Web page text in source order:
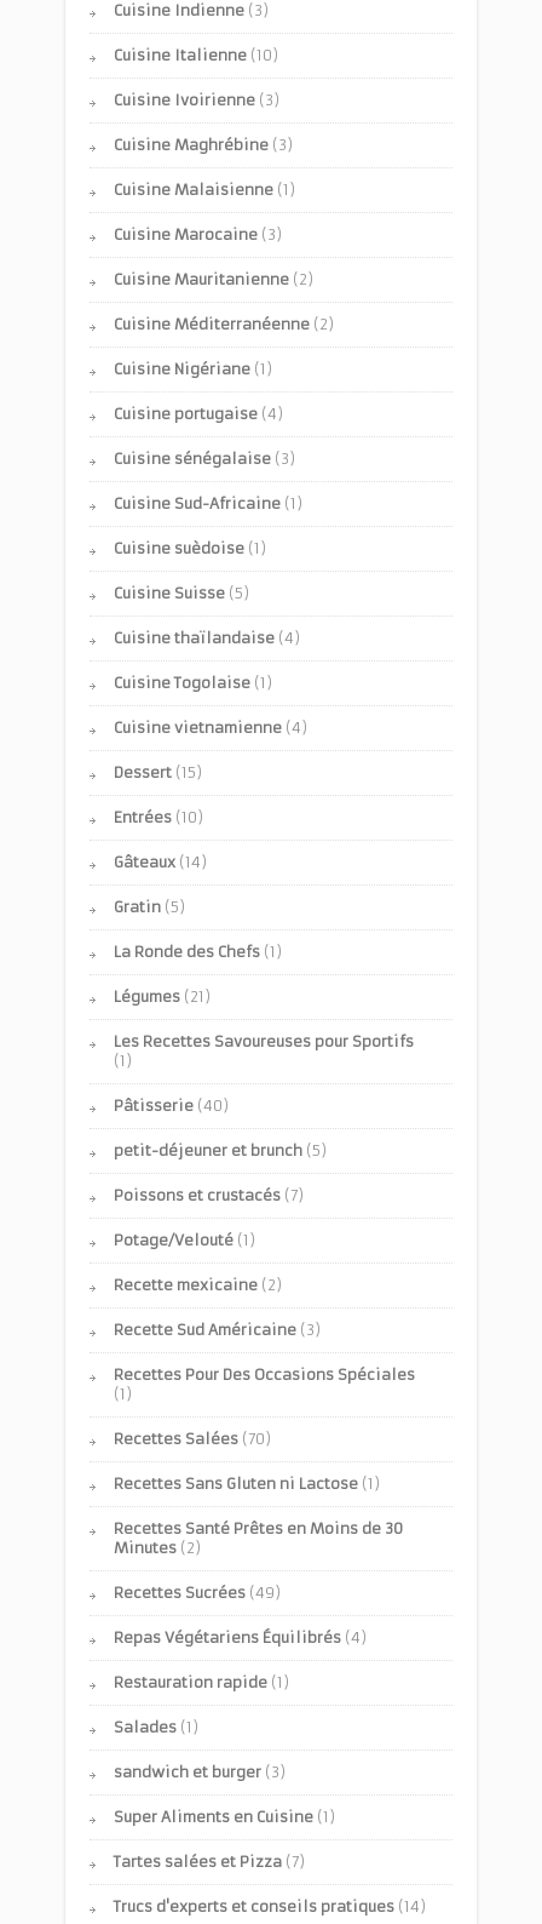
Cuisine Indienne (3)
Cuisine Italienne (10)
Cuisine Ivoirienne (3)
Cuisine Maghrébine (3)
Cuisine Malaisienne (1)
Cuisine Marocaine (3)
Cuisine Mauritanienne (2)
Cuisine Méditerranéenne (2)
Cuisine Nigériane (1)
Cuisine portugaise (4)
Cuisine sénégalaise (3)
Cuisine Sud-Africaine (1)
Cuisine suèdoise (1)
Cuisine Suisse (5)
Cuisine thaïlandaise (4)
Cuisine Togolaise (1)
Cuisine vietnamienne (4)
Dessert (15)
Entrées (10)
Gâteaux (14)
Gratin (5)
La Ronde des Chefs (1)
Légumes (21)
Les Recettes Savoureuses pour Sportifs
(1)
Pâtisserie (40)
petit-déjeuner et brunch (5)
Poissons et crustacés (7)
Potage/Velouté (1)
Recette mexicaine (2)
Recette Sud Américaine (3)
Recettes Pour Des Occasions Spéciales
(1)
Recettes Salées (70)
Recettes Sans Gluten ni Lactose (1)
Recettes Santé Prêtes en Moins de 30
Minutes (2)
Recettes Sucrées (49)
Repas Végétariens Équilibrés (4)
Restauration rapide (1)
Salades (1)
sandwich et burger (3)
Super Aliments en Cuisine (1)
Tartes salées et Pizza (7)
Trucs d'experts et conseils pratiques (14)